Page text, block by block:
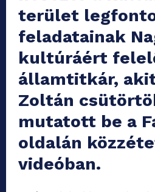
terület
feladatainak
kultúráért
államtitkár,
Zoltán
mutatott be a
oldalán
videóban.